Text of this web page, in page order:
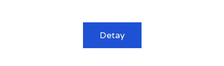
Detay